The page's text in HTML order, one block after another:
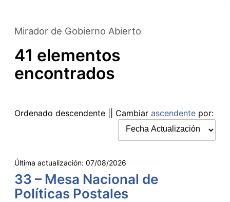
Mirador de Gobierno Abierto
41 elementos
encontrados
Ordenado descendente || Cambiar ascendente por:
Última actualización: 07/08/2026
33 – Mesa Nacional de
Políticas Postales